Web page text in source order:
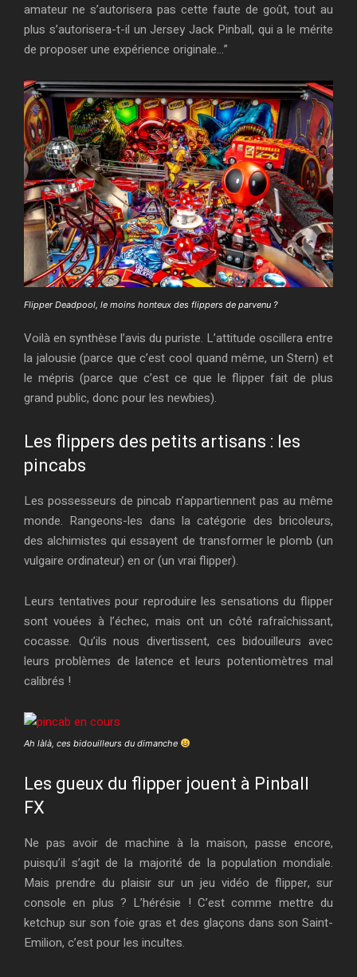
amateur ne s’autorisera pas cette faute de goût, tout au
plus s’autorisera-t-il un Jersey Jack Pinball, qui a le mérite
de proposer une expérience originale…”
Flipper Deadpool, le moins honteux des flippers de parvenu ?
Voilà en synthèse l’avis du puriste. L’attitude oscillera entre
la jalousie (parce que c’est cool quand même, un Stern) et
le mépris (parce que c’est ce que le flipper fait de plus
grand public, donc pour les newbies).
Les flippers des petits artisans : les
pincabs
Les possesseurs de pincab n’appartiennent pas au même
monde. Rangeons-les dans la catégorie des bricoleurs,
des alchimistes qui essayent de transformer le plomb (un
vulgaire ordinateur) en or (un vrai flipper).
Leurs tentatives pour reproduire les sensations du flipper
sont vouées à l’échec, mais ont un côté rafraîchissant,
cocasse. Qu’ils nous divertissent, ces bidouilleurs avec
leurs problèmes de latence et leurs potentiomètres mal
calibrés !
Ah làlà, ces bidouilleurs du dimanche
Les gueux du flipper jouent à Pinball
FX
Ne pas avoir de machine à la maison, passe encore,
puisqu’il s’agit de la majorité de la population mondiale.
Mais prendre du plaisir sur un jeu vidéo de flipper, sur
console en plus ? L’hérésie ! C’est comme mettre du
ketchup sur son foie gras et des glaçons dans son Saint-
Emilion, c’est pour les incultes.